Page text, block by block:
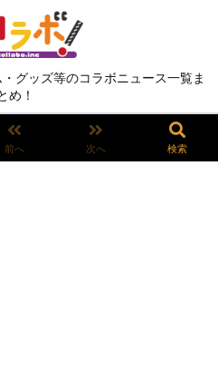
グッズ等のコラボニュース一覧ま
め！
前へ 次へ 検索